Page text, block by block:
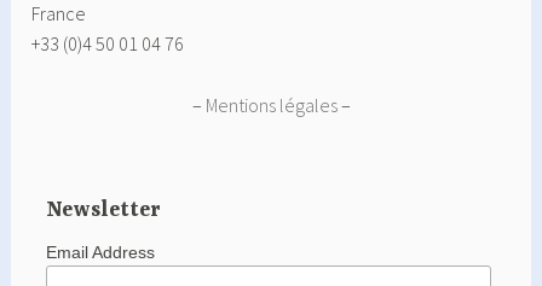
France
+33 (0)4 50 01 04 76
– Mentions légales–
Newsletter
Email Address